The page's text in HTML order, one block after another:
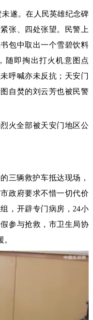
遂。在人民英雄纪念碑
张、四处张望。民警上
包中取出一个雪碧饮料
随即掏出打火机意图点
呼喊亦未反抗；天安门
自焚的刘云芳也被民警
火全部被天安门地区公
三辆救护车抵达现场，
政府要求不惜一切代价
，开辟专门病房，24小
参与抢救，市卫生局协